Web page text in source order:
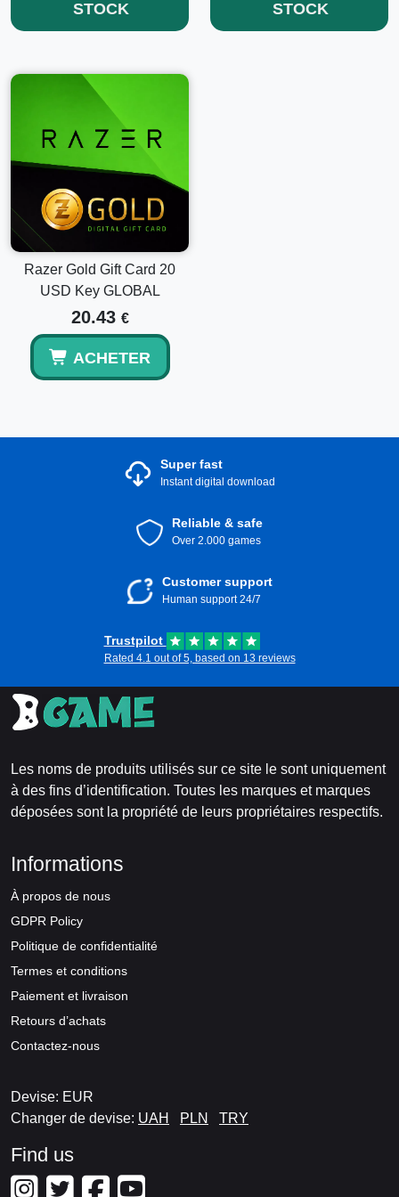
Achetez dès aujourd'hui la clé Razer Gold Gift Card 5 USD
Key GLOBAL pour accéder rapidement à un univers de
joueurs qui aiment les expériences premium, cette carte
vous assure de rester en avance dans votre monde virtuel !
STOCK
STOCK
Razer Gold Gift Card 20
USD Key GLOBAL
20.43 €
ACHETER
Super fast
Instant digital download
Reliable & safe
Over 2.000 games
Customer support
Human support 24/7
Trustpilot
Rated 4.1 out of 5, based on 13 reviews
Les noms de produits utilisés sur ce site le sont uniquement
à des fins d’identification. Toutes les marques et marques
déposées sont la propriété de leurs propriétaires respectifs.
Informations
À propos de nous
GDPR Policy
Politique de confidentialité
Termes et conditions
Paiement et livraison
Retours d’achats
Contactez-nous
Devise: EUR
Changer de devise: UAH PLN TRY
Find us